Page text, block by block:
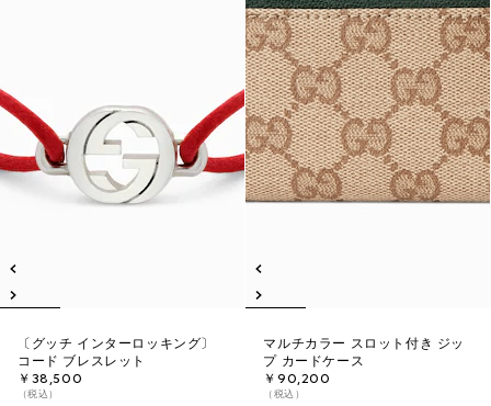
〔グッチ インターロッキング〕
コード ブレスレット
￥38,500
（税込）
マルチカラー スロット付き ジッ
プ カードケース
￥90,200
（税込）